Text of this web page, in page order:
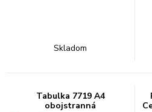
Skladom
Tabulka 7719 A4
obojstranná